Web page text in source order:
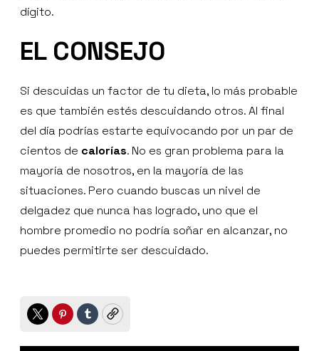
dígito.
EL CONSEJO
Si descuidas un factor de tu dieta, lo más probable
es que también estés descuidando otros. Al final
del día podrías estarte equivocando por un par de
cientos de calorías. No es gran problema para la
mayoría de nosotros, en la mayoría de las
situaciones. Pero cuando buscas un nivel de
delgadez que nunca has logrado, uno que el
hombre promedio no podría soñar en alcanzar, no
puedes permitirte ser descuidado.
TwitterPinterest
TumblrCopy